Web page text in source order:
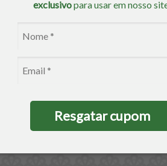
exclusivopara usar em nosso
Resgatar cupom
*Desconto não acumulativo